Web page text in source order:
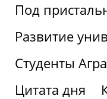
Под
Развитие
Студенты
Цитата дня